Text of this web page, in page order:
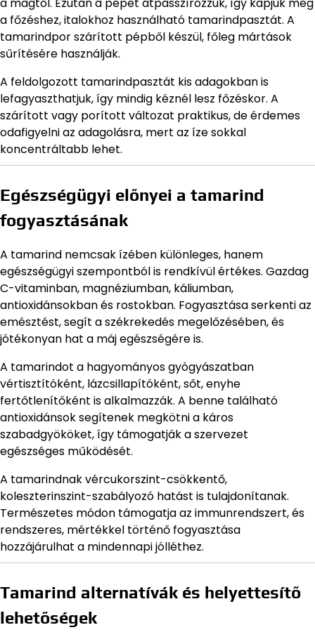
a főzéshez, italokhoz használható tamarindpasztát. A
tamarindpor szárított pépből készül, főleg mártások
sűrítésére használják.
A feldolgozott tamarindpasztát kis adagokban is
lefagyaszthatjuk, így mindig kéznél lesz főzéskor. A
szárított vagy porított változat praktikus, de érdemes
odafigyelni az adagolásra, mert az íze sokkal
koncentráltabb lehet.
Egészségügyi előnyei a tamarind
fogyasztásának
A tamarind nemcsak ízében különleges, hanem
egészségügyi szempontból is rendkívül értékes. Gazdag
C-vitaminban, magnéziumban, káliumban,
antioxidánsokban és rostokban. Fogyasztása serkenti az
emésztést, segít a székrekedés megelőzésében, és
jótékonyan hat a máj egészségére is.
A tamarindot a hagyományos gyógyászatban
vértisztítóként, lázcsillapítóként, sőt, enyhe
fertőtlenítőként is alkalmazzák. A benne található
antioxidánsok segítenek megkötni a káros
szabadgyököket, így támogatják a szervezet
egészséges működését.
A tamarindnak vércukorszint-csökkentő,
koleszterinszint-szabályozó hatást is tulajdonítanak.
Természetes módon támogatja az immunrendszert, és
rendszeres, mértékkel történő fogyasztása
hozzájárulhat a mindennapi jólléthez.
Tamarind alternatívák és helyettesítő
lehetőségek